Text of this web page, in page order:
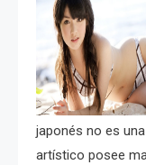
japonés no es
artístico posee